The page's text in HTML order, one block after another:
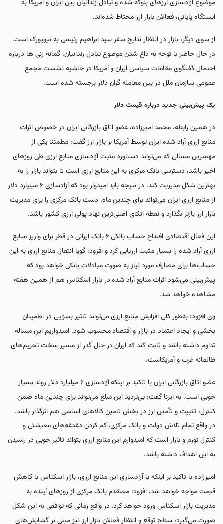
موضوع آزادسازی ارزهای بلوکه شده و تبادل زندانیان بین ایران و آمریکا به
ایستگاه پایانی، فعالان بازار ارز محتاط شده‌اند.
از سوی دیگر، بازار در انتظار نتایج سفر سید ابراهیم رئیسی به نیویورک است.
در حال حاضر با توجه به داغ شدن موضوع تبادل زندانیان، گمانه زنی ها درباره
احتمال گفتگوی مقامات سیاسی ایران و آمریکا در حاشیه نشست مجمع
عمومی سازمان ملل در بین معامله گران دلار برجسته شده است.
یک پیش‌بینی جدید درباره قیمت دلار
در همین رابطه، محمد امیرزاده، عضو اتاق بازرگانی ایران در خصوص اثرات
منابع ارزی آزاد شده ایران توسط آمریکا بر بازار ارز گفت: مطمئنا یکی از
مهمترین مسالی که می‌تواند دستاورد مثبت آزادسازی منابع ارزی طی روزهای
اخیر باشد، دسترسی بانک مرکزی به این منابع ارزی است تا بتواند بازار را به
بهترین شکل مدیریت کند. در نتیجه باید امیدوار بود که آزادسازی ۶ میلیارد دلار
از منابع ارزی ایران می‌تواند برای چندین ماه، دست بانک مرکزی را برای مدیریت
بازار ارز بازتر بگذارد و نقطه اتکای اصلی‌ترین نهاد پولی ارزی کشور باشد.
این فعال اقتصادی افتتاح حساب بانکی ۶ بانک ایرانی در قطر برای واریز منابع
ارزی آزاد شده را بسیار مثبت ارزیابی کرد و افزود: گویا انتقال منابع ارزی به این
حساب‌ها برای مصارف مورد نیاز به صورت مبادلات بانکی خواهد بود که
پیش‌بینی می‌شود اثرات منابع آزاد شده در بازار اسکناس هم از همین هفته
مشاهده خواهد شد.
وی افزود: به‌طور کلی افزایش منابع ارزی می‌تواند تاثیر بسزایی در اطمینان
بخشی و ایجاد اعتماد در بازار و اقتصاد محسوب شود. امیدواریم این مساله
تداوم داشته باشد و ثابت کند که ایران در حال گذر از مسیر سخت تحریم‌های
ظالمانه غرب و آمریکاست.
عضو اتاق بازرگانی ایران با تاکید بر اینکه آزادسازی ۶ میلیارد دلار روند بسیار
خوبی است، به ایرنا گفت: بی‌تردید این مبلغ می‌تواند برای چندین ماه ضمن
کنترل، تثبیت و تأمین ارز در بخش تامین کالاهای اساسی هم اثرگذار باشد.
در واقع تمام تلاش دولت و بانک مرکزی، کم کردن دغدغه‌های معیشتی و
کنترل تورم و بازار است که امیدوارم این منابع ارزی بتواند تاثیر خوبی در رسیدن
به این اهداف داشته باشد.
امیرزاده با تاکید بر اینکه با آزادسازی این منابع ارزی، بازار اسکناس با کاهش
قیمت مواجه خواهد شد، افزود: معتقدم بانک مرکزی از روزهای آینده به
مدیریت بازار اسکناس ورود خواهد کرد. در واقع زمانی که توافقی به این شکل
صورت می‌گیرد، سطح توقع و انتظار فعالان ‌بازار ارز نیز مبنی بر گشایش‌های